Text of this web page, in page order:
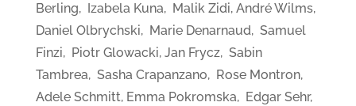
Berling, Izabela Kuna, Malik Zidi, André Wilms,
Daniel Olbrychski, Marie Denarnaud, Samuel
Finzi, Piotr Glowacki, Jan Frycz, Sabin
Tambrea, Sasha Crapanzano, Rose Montron,
Adele Schmitt, Emma Pokromska, Edgar Sehr,